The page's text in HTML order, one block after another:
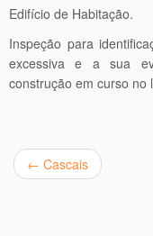
Edifício de Habitação.
Inspeção para
excessiva e a sua
construção em curso no
← Cascais